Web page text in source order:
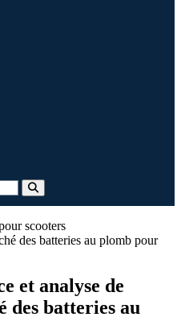
des batteries au plomb pour
et analyse de
des batteries au